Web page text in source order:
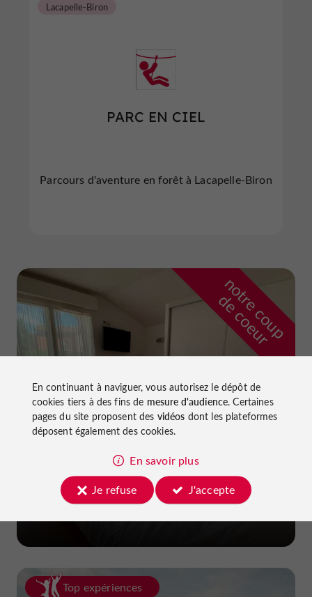
PARC EN CIEL
Lacapelle-Biron
Parcours d'aventure en forêt à Lacapelle-Biron
n
o
t
r
e
c
o
u
p
d
e
c
o
e
u
r
Hôtel La Dame du Lac
à Monflanquin
Top expériences
En continuant à naviguer, vous autorisez le dépôt de
cookies tiers à des fins de mesure d'audience. Certaines
pages du site proposent des vidéos dont les plateformes
déposent également des cookies.
En savoir plus
Je refuse
J'accepte